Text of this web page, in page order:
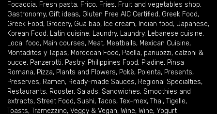
Focaccia, Fresh pasta, Frico, Fries, Fruit and vegetables shop,
Gastronomy, Gift ideas, Gluten Free AIC Certified, Greek Food,
Greek Food, Grocery, Gua bao, Ice cream, Indian food, Japanese,
Korean Food, Latin cuisine, Laundry, Laundry, Lebanese cuisine,
Local food, Main courses, Meat, Meatballs, Mexican Cuisine,
Montaditos y Tapas, Moroccan Food, Paella, panuozzi, calzoni &
pucce, Panzerotti, Pastry, Philippines Food, Piadine, Pinsa
Romana, Pizza, Plants and Flowers, Pokè, Polenta, Presents,
Preserves, Ramen, Ready-made Sauces, Regional Specialties,
Restaurants, Rooster, Salads, Sandwiches, Smoothies and
extracts, Street Food, Sushi, Tacos, Tex-mex, Thai, Tigelle,
Toasts, Tramezzino, Veggy & Vegan, Wine, Wine, Yogurt